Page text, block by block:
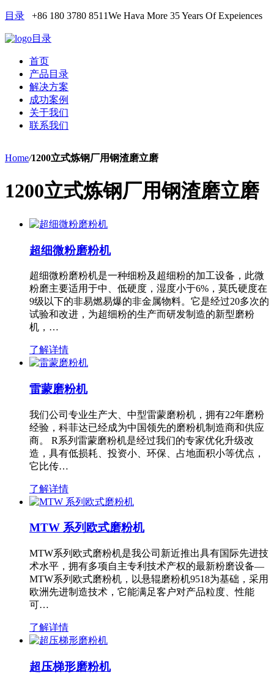
目录 +86 180 3780 8511We Hava More 35 Years Of Expeiences
目录
首页
产品目录
解决方案
成功案例
关于我们
联系我们
Home/1200立式炼钢厂用钢渣磨立磨
1200立式炼钢厂用钢渣磨立磨
超细微粉磨粉机
超细微粉磨粉机是一种细粉及超细粉的加工设备，此微
粉磨主要适用于中、低硬度，湿度小于6%，莫氏硬度在
9级以下的非易燃易爆的非金属物料。它是经过20多次的
试验和改进，为超细粉的生产而研发制造的新型磨粉
机，…
了解详情
雷蒙磨粉机
我们公司专业生产大、中型雷蒙磨粉机，拥有22年磨粉
经验，科菲达已经成为中国领先的磨粉机制造商和供应
商。 R系列雷蒙磨粉机是经过我们的专家优化升级改
造，具有低损耗、投资小、环保、占地面积小等优点，
它比传…
了解详情
MTW 系列欧式磨粉机
MTW系列欧式磨粉机是我公司新近推出具有国际先进技
术水平，拥有多项自主专利技术产权的最新粉磨设备—
MTW系列欧式磨粉机，以悬辊磨粉机9518为基础，采用
欧洲先进制造技术，它能满足客户对产品粒度、性能
可…
了解详情
超压梯形磨粉机